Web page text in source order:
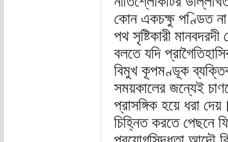
কোন একচক্ষু পণ্ডিত
পথ সৃষ্টিকারী
বলতে যদি
বিমুখ কূপমণ্ডূক
সময়কালের জন্যেই
প্রাসঙ্গিক হয়ে ধরা
চিহ্নিত করতে পেছনে